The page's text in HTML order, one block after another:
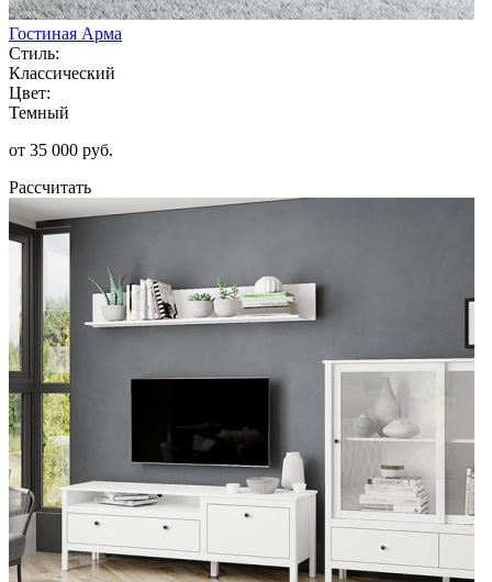
Гостиная Арма
Стиль:
Классический
Цвет:
Темный
от 35 000 руб.
Рассчитать